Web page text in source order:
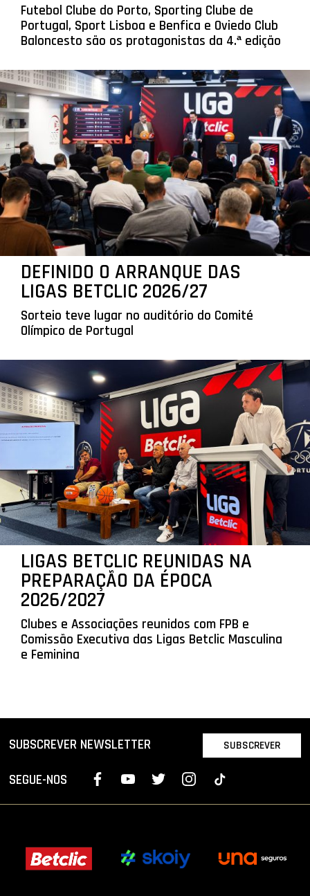
Futebol Clube do Porto, Sporting Clube de
Portugal, Sport Lisboa e Benfica e Oviedo Club
Baloncesto são os protagonistas da 4.ª edição
DEFINIDO O ARRANQUE DAS
LIGAS BETCLIC 2026/27
Sorteio teve lugar no auditório do Comité
Olímpico de Portugal
LIGAS BETCLIC REUNIDAS NA
PREPARAÇÃO DA ÉPOCA
2026/2027
Clubes e Associações reunidos com FPB e
Comissão Executiva das Ligas Betclic Masculina
e Feminina
SUBSCREVER NEWSLETTER SUBSCREVER
SEGUE-NOS